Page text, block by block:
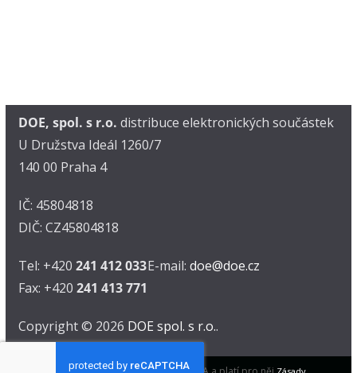
DOE, spol. s r.o. distribuce elektronických součástek
U Družstva Ideál 1260/7
140 00 Praha 4
IČ: 45804818
DIČ: CZ45804818
Tel: +420 241 412 033
Fax: +420 241 413 771
E-mail: doe@doe.cz
Copyright © 2026 DOE spol. s r.o..